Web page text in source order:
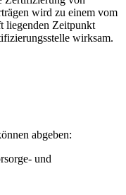
wird zu einem vom
liegenden Zeitpunkt
wirksam.
abgeben:
und